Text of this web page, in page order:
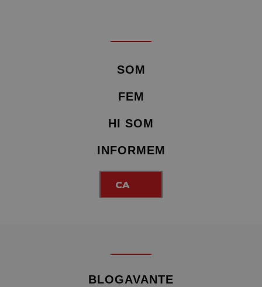
SOM
FEM
HI SOM
INFORMEM
CA
BLOGAVANTE